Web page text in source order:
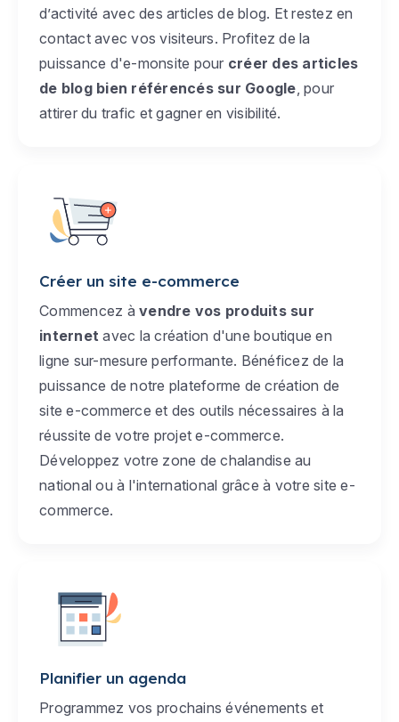
d’activité avec des articles de blog. Et restez en
contact avec vos visiteurs. Profitez de la
puissance d'e-monsite pour créer des articles
de blog bien référencés sur Google , pour
attirer du trafic et gagner en visibilité.
Créer un site e-commerce
Commencez à vendre vos produits sur
internet avec la création d'une boutique en
ligne sur-mesure performante. Bénéficez de la
puissance de notre plateforme de création de
site e-commerce et des outils nécessaires à la
réussite de votre projet e-commerce.
Développez votre zone de chalandise au
national ou à l'international grâce à votre site e-
commerce.
Planifier un agenda
Programmez vos prochains événements et